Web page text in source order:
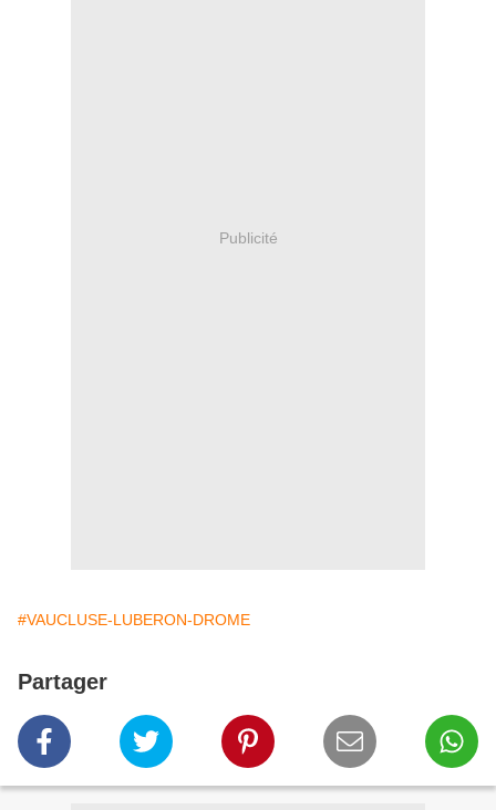
Publicité
#VAUCLUSE-LUBERON-DROME
Partager